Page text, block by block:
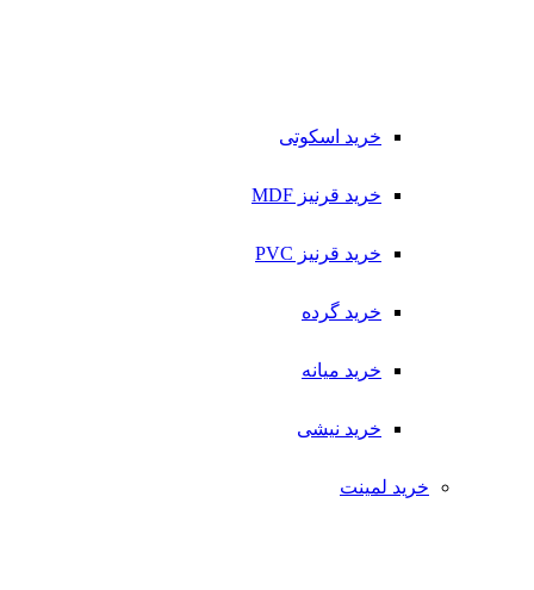
خرید اسکوتی
خرید قرنیز MDF
خرید قرنیز PVC
خرید گرده
خرید میانه
خرید نیشی
خرید لمینت